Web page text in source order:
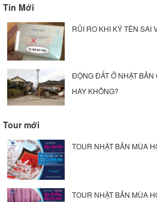
Tin Mới
RỦI RO KHI KÝ TÊN SAI
ĐỘNG ĐẤT Ở NHẬT
HAY KHÔNG?
Tour mới
TOUR NHẬT BẢN MÙA
TOUR NHẬT BẢN MÙA